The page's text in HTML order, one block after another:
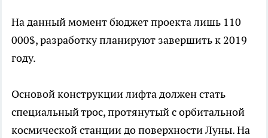
На данный момент бюджет проекта лишь 110
000$, разработку планируют завершить к 2019
году.
Основой конструкции лифта должен стать
специальный трос, протянутый с орбитальной
космической станции до поверхности Луны. На